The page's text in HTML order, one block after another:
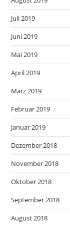
Juli 2019
Juni 2019
Mai 2019
April 2019
März 2019
Februar 2019
Januar 2019
Dezember 2018
November 2018
Oktober 2018
September 2018
August 2018